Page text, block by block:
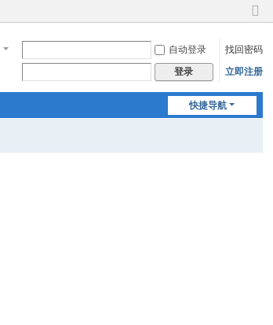
切
到
窄
自动登录
找回密码
登录 立即注册
快捷导航